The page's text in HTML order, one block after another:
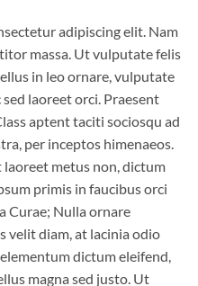
adipiscing elit. Nam
massa. Ut vulputate felis
in leo ornare, vulputate
laoreet orci. Praesent
aptent taciti sociosqu ad
per inceptos himenaeos.
metus non, dictum
primis in faucibus orci
Curae; Nulla ornare
velit diam, at lacinia odio
dictum eleifend,
magna sed justo. Ut